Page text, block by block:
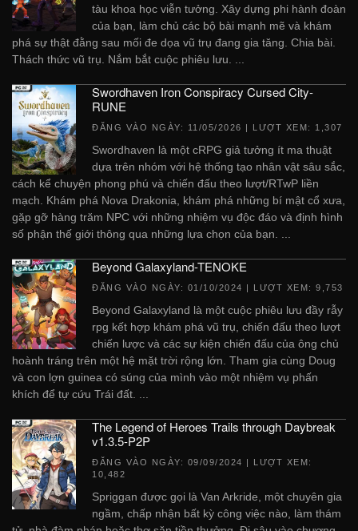
tàu khoa học viễn tưởng. Xây dựng phi hành đoàn
của bạn, làm chủ các bộ bài mạnh mẽ và khám
phá sự thật đằng sau mối đe dọa vũ trụ đang gia tăng. Chia bài.
Thách thức vũ trụ. Nắm bắt cuộc phiêu lưu. ...
Swordhaven Iron Conspiracy Cursed City-
RUNE
ĐĂNG VÀO NGÀY: 11/05/2026 | LƯỢT XEM: 1,307
Swordhaven là một cRPG giả tưởng ít ma thuật
dựa trên nhóm với hệ thống tạo nhân vật sâu sắc,
cách kể chuyện phong phú và chiến đấu theo lượt/RTwP liền
mạch. Khám phá Nova Drakonia, khám phá những bí mật cổ xưa,
gặp gỡ hàng trăm NPC với những nhiệm vụ độc đáo và định hình
số phận thế giới thông qua những lựa chọn của bạn. ...
Beyond Galaxyland-TENOKE
ĐĂNG VÀO NGÀY: 01/10/2024 | LƯỢT XEM: 9,753
Beyond Galaxyland là một cuộc phiêu lưu đầy rẫy
rpg kết hợp khám phá vũ trụ, chiến đấu theo lượt
chiến lược và các sự kiện chiến đấu của ông chủ
hoành tráng trên một hệ mặt trời rộng lớn. Tham gia cùng Doug
và con lợn guinea có súng của mình vào một nhiệm vụ phấn
khích để tự cứu Trái đất. ...
The Legend of Heroes Trails through Daybreak
v1.3.5-P2P
ĐĂNG VÀO NGÀY: 09/09/2024 | LƯỢT XEM:
10,482
Spriggan được gọi là Van Arkride, một chuyên gia
ngầm, chấp nhận bất kỳ công việc nào, làm thám